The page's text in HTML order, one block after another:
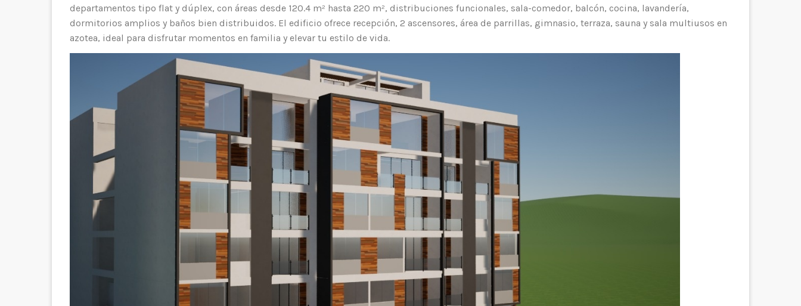
departamentos tipo flat y dúplex, con áreas desde 120.4 m² hasta 220 m², distribuciones funcionales, sala-comedor, balcón, cocina, lavandería,
dormitorios amplios y baños bien distribuidos. El edificio ofrece recepción, 2 ascensores, área de parrillas, gimnasio, terraza, sauna y sala multiusos en
azotea, ideal para disfrutar momentos en familia y elevar tu estilo de vida.